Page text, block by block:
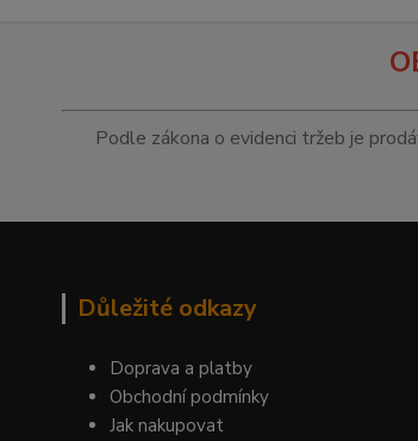
Podle zákona o evidenci tržeb je
Důležité odkazy
Doprava a platby
Obchodní podmínky
Jak nakupovat